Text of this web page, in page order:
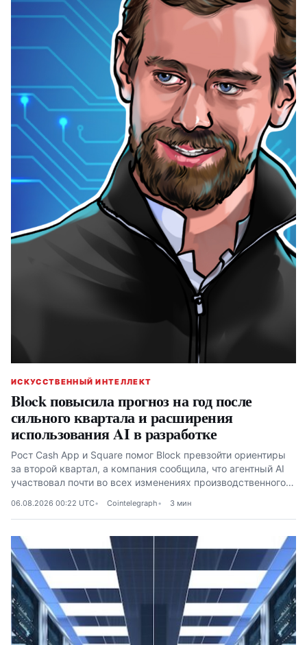
ИСКУССТВЕННЫЙ ИНТЕЛЛЕКТ
Block повысила прогноз на год после
сильного квартала и расширения
использования AI в разработке
Рост Cash App и Square помог Block превзойти ориентиры
за второй квартал, а компания сообщила, что агентный AI
участвовал почти во всех изменениях производственного
06.08.2026 00:22 UTC Cointelegraph 3 мин